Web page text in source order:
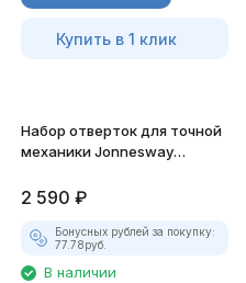
Купить в 1 клик
Набор отверток для точной
механики Jonnesway
2 590 ₽
Бонусных рублей за покупку:
77.78руб.
В наличии